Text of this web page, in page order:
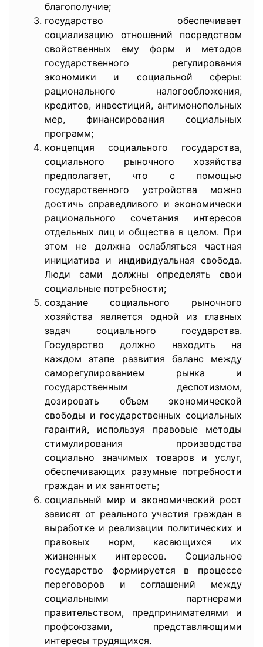
благополучие;
государство обеспечивает
социализацию отношений посредством
свойственных ему форм и методов
государственного регулирования
экономики и социальной сферы:
рационального налогообложения,
кредитов, инвестиций, антимонопольных
мер, финансирования социальных
программ;
концепция социального государства,
социального рыночного хозяйства
предполагает, что с помощью
государственного устройства можно
достичь справедливого и экономически
рационального сочетания интересов
отдельных лиц и общества в целом. При
этом не должна ослабляться частная
инициатива и индивидуальная свобода.
Люди сами должны определять свои
социальные потребности;
создание социального рыночного
хозяйства является одной из главных
задач социального государства.
Государство должно находить на
каждом этапе развития баланс между
саморегулированием рынка и
государственным деспотизмом,
дозировать объем экономической
свободы и государственных социальных
гарантий, используя правовые методы
стимулирования производства
социально значимых товаров и услуг,
обеспечивающих разумные потребности
граждан и их занятость;
социальный мир и экономический рост
зависят от реального участия граждан в
выработке и реализации политических и
правовых норм, касающихся их
жизненных интересов. Социальное
государство формируется в процессе
переговоров и соглашений между
социальными партнерами
правительством, предпринимателями и
профсоюзами, представляющими
интересы трудящихся.